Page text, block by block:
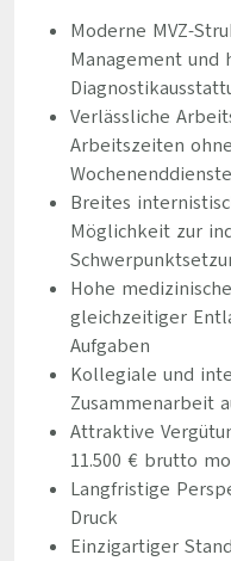
Moderne MVZ-
Management und
Verlässliche
Arbeitszeiten
Wochenenddienste
Breites
Möglichkeit zur
Hohe
gleichzeitiger
Aufgaben
Kollegiale und
Zusammenarbeit
Attraktive
11.500 € brutto
Langfristige
Druck
Einzigartiger